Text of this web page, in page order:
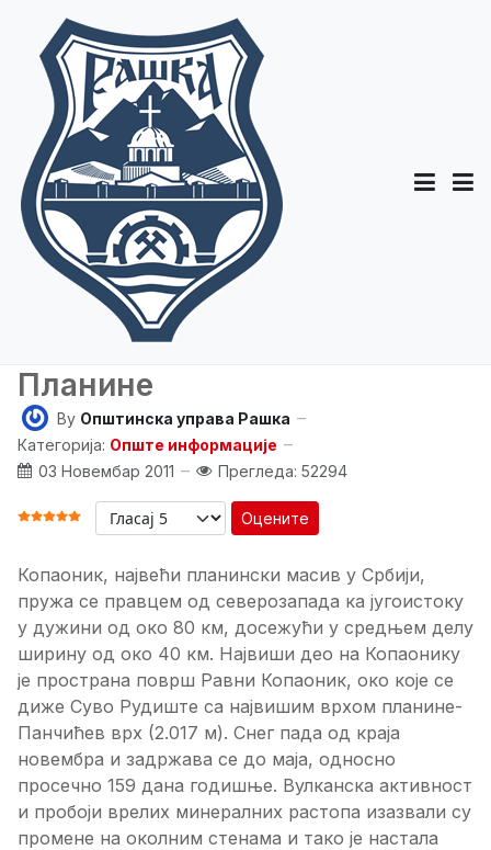
Планине
By Општинска управа Рашка
Категорија: Опште информације
03 Новембар 2011
Прегледа: 52294
ОЦЕНА КОРИСНИКА: 5
Оцените
Копаоник, највећи планински масив у Србији,
пружа се правцем од северозапада ка југоистоку
у дужини од око 80 км, досежући у средњем делу
ширину од око 40 км. Највиши део на Копаонику
је пространа површ Равни Копаоник, око које се
диже Суво Рудиште са највишим врхом планине-
Панчићев врх (2.017 м). Снег пада од краја
новембра и задржава се до маја, односно
просечно 159 дана годишње. Вулканска активност
и пробоји врелих минералних растопа изазвали су
промене на околним стенама и тако је настала